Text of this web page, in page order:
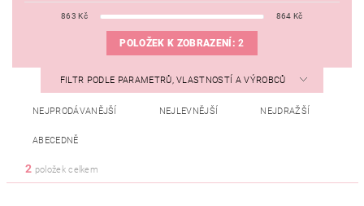
863 Kč 864 Kč
POLOŽEK K ZOBRAZENÍ:2
FILTR PODLE PARAMETRŮ, VLASTNOSTÍ A VÝROBCŮ
NEJPRODÁVANĚJŠÍ NEJLEVNĚJŠÍ NEJDRAŽŠÍ
ABECEDNĚ
2 položek celkem